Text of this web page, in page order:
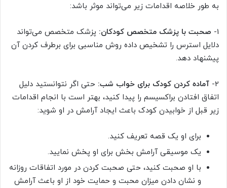
به طور خلاصه اقدامات زیر می‌تواند موثر باشد:
1- صحبت با پزشک متخصص کودکان: پزشک متخصص می‌تواند
دلایل استرس را تشخیص داده روش مناسبی برای برطرف کردن آن
پیشنهاد دهد.
2- آماده کردن کودک برای خواب شب: حتی اگر نتوانستید دلیل
اتفاق افتادن براکسیسم را پیدا کنید، بهتر است با انجام اقدامات
زیر قبل از خوابیدن کودک باعث ایجاد آرامش در او شوید:
برای او یک قصه تعریف کنید.
یک موسیقی آرامش بخش برای او پخش نمایید.
با او صحبت کنید، حتی صحبت کردن در مورد اتفاقات روزانه
و نشان دادن میزان محبت و حمایت خود از او باعث آرامش